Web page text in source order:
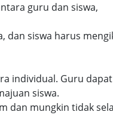
guru dan siswa,
dan siswa harus
individual. Guru dapat
siswa.
dan mungkin tidak